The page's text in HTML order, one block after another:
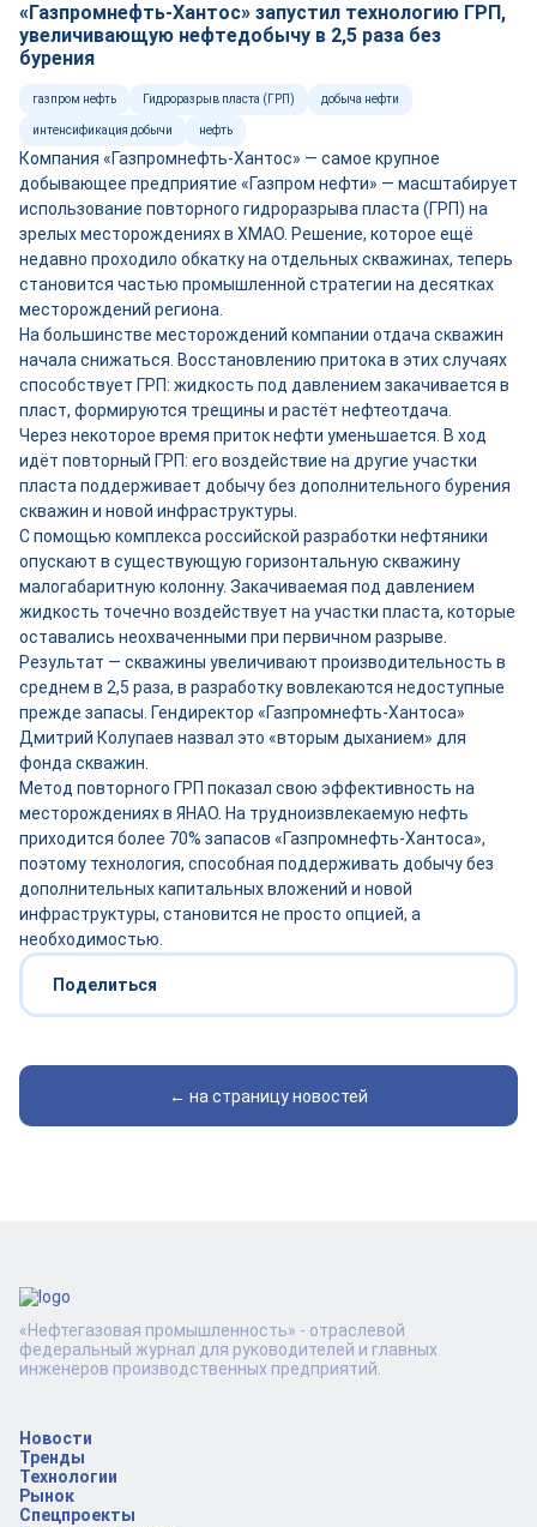
«Газпромнефть-Хантос» запустил технологию ГРП,
увеличивающую нефтедобычу в 2,5 раза без
бурения
газпром нефть Гидроразрыв пласта (ГРП) добыча нефти
интенсификация добычи нефть
Компания «Газпромнефть-Хантос» — самое крупное
добывающее предприятие «Газпром нефти» — масштабирует
использование повторного гидроразрыва пласта (ГРП) на
зрелых месторождениях в ХМАО. Решение, которое ещё
недавно проходило обкатку на отдельных скважинах, теперь
становится частью промышленной стратегии на десятках
месторождений региона.
На большинстве месторождений компании отдача скважин
начала снижаться. Восстановлению притока в этих случаях
способствует ГРП: жидкость под давлением закачивается в
пласт, формируются трещины и растёт нефтеотдача.
Через некоторое время приток нефти уменьшается. В ход
идёт повторный ГРП: его воздействие на другие участки
пласта поддерживает добычу без дополнительного бурения
скважин и новой инфраструктуры.
С помощью комплекса российской разработки нефтяники
опускают в существующую горизонтальную скважину
малогабаритную колонну. Закачиваемая под давлением
жидкость точечно воздействует на участки пласта, которые
оставались неохваченными при первичном разрыве.
Результат — скважины увеличивают производительность в
среднем в 2,5 раза, в разработку вовлекаются недоступные
прежде запасы. Гендиректор «Газпромнефть-Хантоса»
Дмитрий Колупаев назвал это «вторым дыханием» для
фонда скважин.
Метод повторного ГРП показал свою эффективность на
месторождениях в ЯНАО. На трудноизвлекаемую нефть
приходится более 70% запасов «Газпромнефть-Хантоса»,
поэтому технология, способная поддерживать добычу без
дополнительных капитальных вложений и новой
инфраструктуры, становится не просто опцией, а
необходимостью.
Поделиться
← на страницу новостей
Новости
Тренды
Технологии
Рынок
Спецпроекты
«Нефтегазовая промышленность» - отраслевой
федеральный журнал для руководителей и главных
инженеров производственных предприятий.